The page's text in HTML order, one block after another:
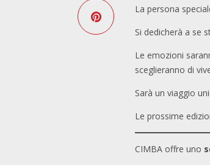
La persona
Si dedicherà a se
Le emozioni
sceglieranno di
Sarà un viaggio
Le prossime
CIMBA offre uno